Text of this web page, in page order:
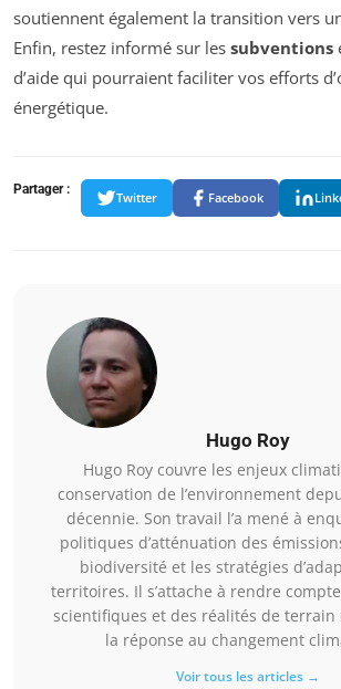
soutiennent également la transition vers
Enfin, restez informé sur les subventions
d’aide qui pourraient faciliter vos efforts
énergétique.
Partager :
Twitter Facebook
Hugo Roy
Hugo Roy couvre les enjeux
conservation de l’environnement
décennie. Son travail l’a mené à
politiques d’atténuation des
biodiversité et les stratégies
territoires. Il s’attache à rendre
scientifiques et des réalités de
la réponse au changement
Voir tous les articles →